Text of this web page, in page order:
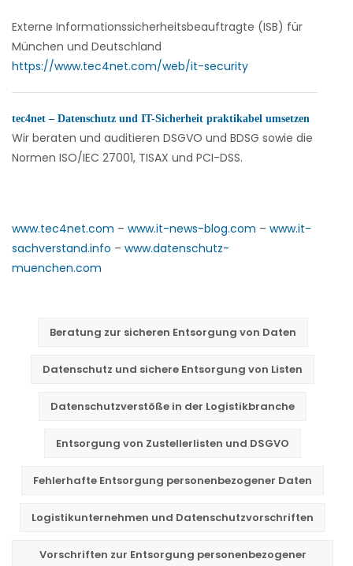
Externe Informationssicherheitsbeauftragte (ISB) für
München und Deutschland
https://www.tec4net.com/web/it-security
tec4net – Datenschutz und IT-Sicherheit praktikabel umsetzen
Wir beraten und auditieren DSGVO und BDSG sowie die
Normen ISO/IEC 27001, TISAX und PCI-DSS.
www.tec4net.com – www.it-news-blog.com – www.it-
sachverstand.info – www.datenschutz-
muenchen.com
Beratung zur sicheren Entsorgung von Daten
Datenschutz und sichere Entsorgung von Listen
Datenschutzverstöße in der Logistikbranche
Entsorgung von Zustellerlisten und DSGVO
Fehlerhafte Entsorgung personenbezogener Daten
Logistikunternehmen und Datenschutzvorschriften
Vorschriften zur Entsorgung personenbezogener